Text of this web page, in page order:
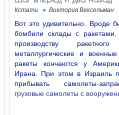
Кстати Виктория Вексельман
Вот это удивительно. Вроде
бомбили склады с
производству ракетного
металлургические и
ракеты кончаются у
Ирана. При этом в Израиль
прибывать самолеты-
грузовые самолеты с